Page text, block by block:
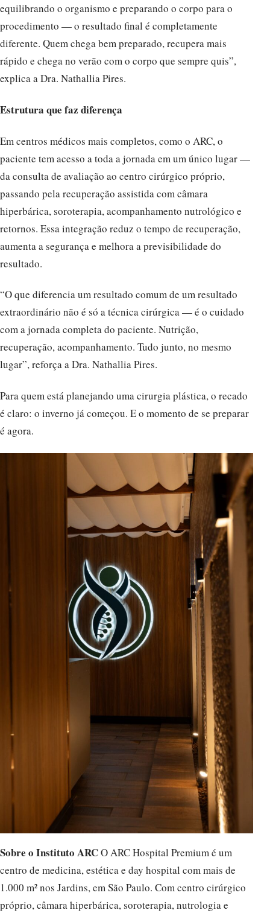
equilibrando o organismo e preparando o corpo para o
procedimento — o resultado final é completamente
diferente. Quem chega bem preparado, recupera mais
rápido e chega no verão com o corpo que sempre quis”,
explica a Dra. Nathallia Pires.
Estrutura que faz diferença
Em centros médicos mais completos, como o ARC, o
paciente tem acesso a toda a jornada em um único lugar —
da consulta de avaliação ao centro cirúrgico próprio,
passando pela recuperação assistida com câmara
hiperbárica, soroterapia, acompanhamento nutrológico e
retornos. Essa integração reduz o tempo de recuperação,
aumenta a segurança e melhora a previsibilidade do
resultado.
“O que diferencia um resultado comum de um resultado
extraordinário não é só a técnica cirúrgica — é o cuidado
com a jornada completa do paciente. Nutrição,
recuperação, acompanhamento. Tudo junto, no mesmo
lugar”, reforça a Dra. Nathallia Pires.
Para quem está planejando uma cirurgia plástica, o recado
é claro: o inverno já começou. E o momento de se preparar
é agora.
Sobre o Instituto ARCO ARC Hospital Premium é um
centro de medicina, estética e day hospital com mais de
1.000 m² nos Jardins, em São Paulo. Com centro cirúrgico
próprio, câmara hiperbárica, soroterapia, nutrologia e